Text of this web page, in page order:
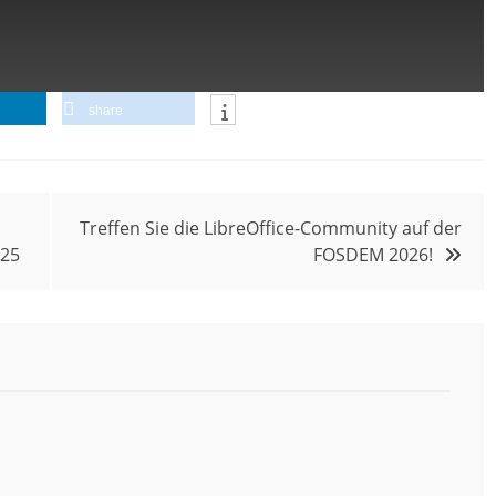
share
Treffen Sie die LibreOffice-Community auf der
FOSDEM 2026!